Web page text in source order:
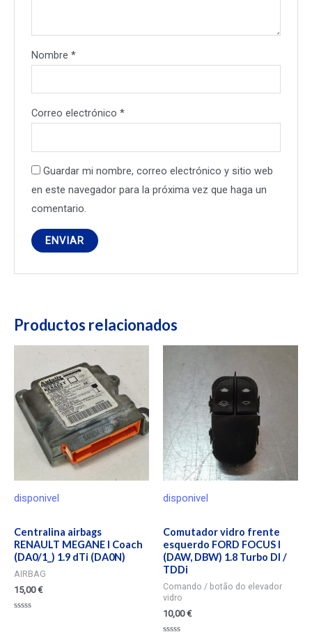
Nombre*
Correo electrónico*
Guardar mi nombre, correo electrónico y sitio web
en este navegador para la próxima vez que haga un
comentario.
Productos relacionados
disponivel
Centralina airbags
RENAULT MEGANE I Coach
(DA0/1_) 1.9 dTi (DA0N)
AIRBAG
15,00€
disponivel
Comutador vidro frente
esquerdo FORD FOCUS I
(DAW, DBW) 1.8 Turbo DI /
TDDi
Comando / botão do elevador
vidro
10,00€